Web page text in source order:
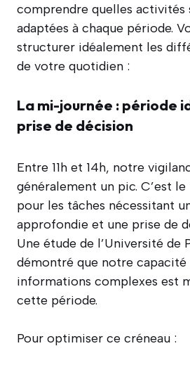
comprendre quelles activités
adaptées à chaque période.
structurer idéalement les
de votre quotidien :
La mi-journée : période
prise de décision
Entre 11h et 14h, notre
généralement un pic. C’est
pour les tâches nécessitant
approfondie et une prise de
Une étude de l’Université de
démontré que notre capacité
informations complexes est
cette période.
Pour optimiser ce créneau :